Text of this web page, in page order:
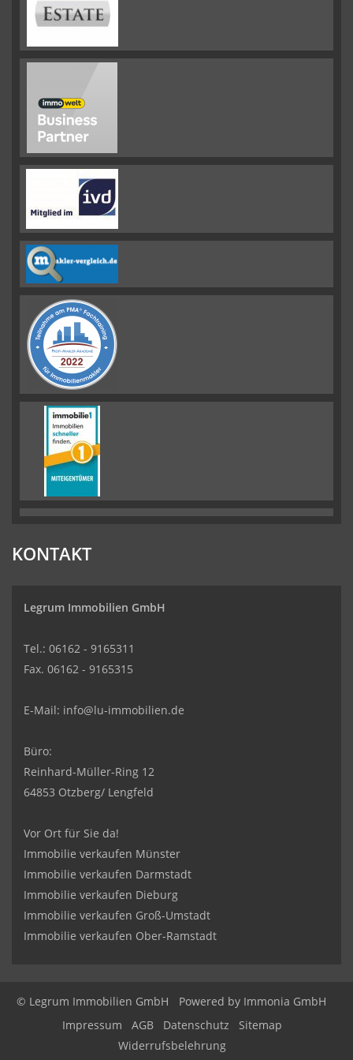
KONTAKT
Legrum Immobilien GmbH
Tel.: 06162 - 9165311
Fax. 06162 - 9165315
E-Mail: info@lu-immobilien.de
Büro:
Reinhard-Müller-Ring 12
64853 Otzberg/ Lengfeld
Vor Ort für Sie da!
Immobilie verkaufen Münster
Immobilie verkaufen Darmstadt
Immobilie verkaufen Dieburg
Immobilie verkaufen Groß-Umstadt
Immobilie verkaufen Ober-Ramstadt
© Legrum Immobilien GmbH Powered by Immonia GmbH
Impressum
AGB Datenschutz
Sitemap
Widerrufsbelehrung